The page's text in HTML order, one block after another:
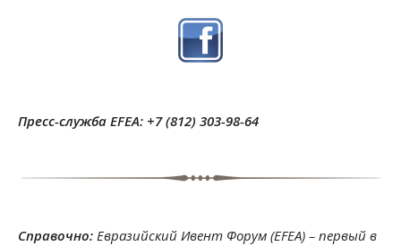
Пресс-служба EFEA: +7 (812) 303-98-64
Справочно: Евразийский Ивент Форум (EFEA) – первый в